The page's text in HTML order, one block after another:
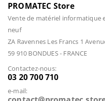
PROMATEC Store
Vente de matériel informatique
neuf
ZA Ravennes Les Francs 1
59 910 BONDUES - FRANCE
Contactez-nous:
03 20 700 710
e-mail: